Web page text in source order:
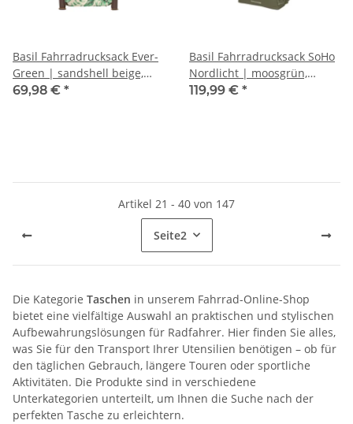
Basil Fahrradrucksack Ever-
Green | sandshell beige,
28x16x35cm, 14-19ltr
69,98 € *
Basil Fahrradrucksack SoHo
Nordlicht | moosgrün,
31x14x37cm, 17ltr
119,99 € *
Artikel 21 - 40 von 147
Seite2
Die Kategorie Taschen in unserem Fahrrad-Online-Shop
bietet eine vielfältige Auswahl an praktischen und stylischen
Aufbewahrungslösungen für Radfahrer. Hier finden Sie alles,
was Sie für den Transport Ihrer Utensilien benötigen – ob für
den täglichen Gebrauch, längere Touren oder sportliche
Aktivitäten. Die Produkte sind in verschiedene
Unterkategorien unterteilt, um Ihnen die Suche nach der
perfekten Tasche zu erleichtern.